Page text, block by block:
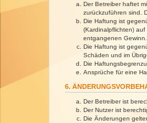
Der Betreiber haftet
zurückzuführen sind.
Die Haftung ist
(Kardinalpflichten)
entgangenen Gewinn.
Die Haftung ist
Schäden und im
Die
Ansprüche für eine
6.
Der Betreiber ist
Der Nutzer ist
Die Änderungen